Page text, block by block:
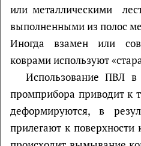
или металлическими
выполненными из полос
Иногда взамен или
коврами используют
Использование ПВЛ в
промприбора приводит к
деформируются, в
прилегают к поверхности